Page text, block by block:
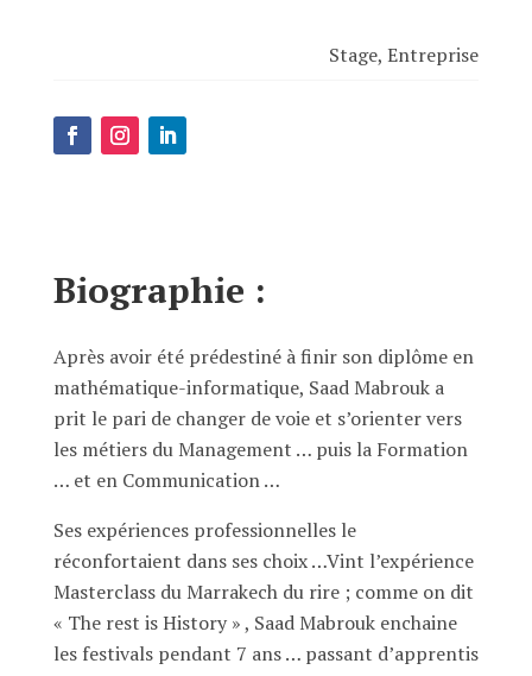
Stage, Entreprise
Biographie :
Après avoir été prédestiné à finir son diplôme en
mathématique-informatique, Saad Mabrouk a
prit le pari de changer de voie et s’orienter vers
les métiers du Management … puis la Formation
… et en Communication …
Ses expériences professionnelles le
réconfortaient dans ses choix …Vint l’expérience
Masterclass du Marrakech du rire ; comme on dit
« The rest is History » , Saad Mabrouk enchaine
les festivals pendant 7 ans … passant d’apprentis